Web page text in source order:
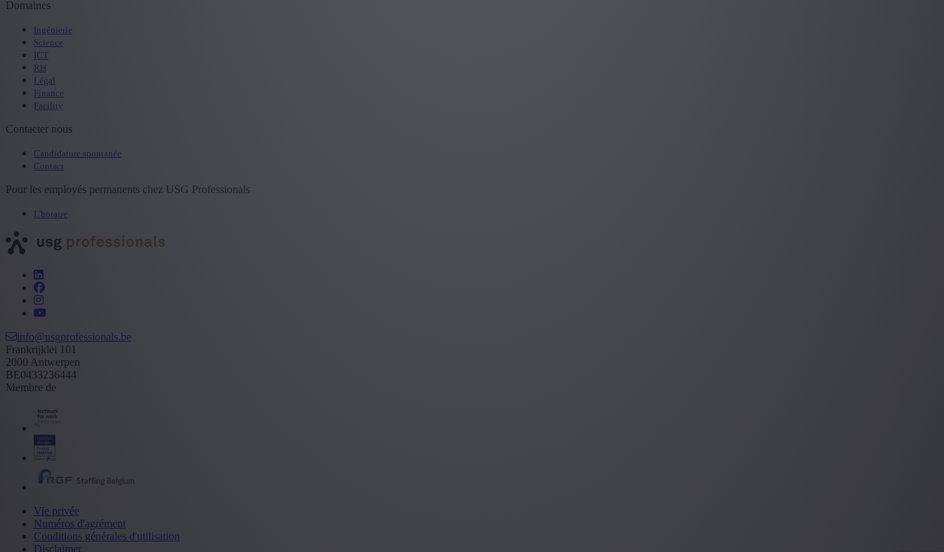
Domaines
Ingénierie
Science
ICT
RH
Légal
Finance
Facility
Contacter nous
Candidature spontanée
Contact
Pour les employés permanents chez USG Professionals
L'horaire
info@usgprofessionals.be
Frankrijklei 101
2000 Antwerpen
BE0433236444
Membre de
Vie privée
Numéros d'agrément
Conditions générales d'utilisation
Disclaimer